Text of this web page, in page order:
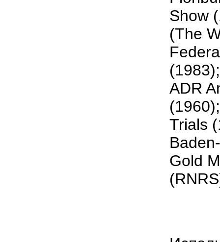
Show
(The
ADR
Trials
Gold